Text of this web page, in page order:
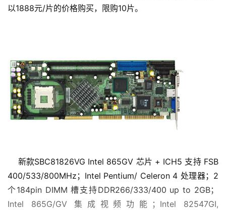
以1888元/片的价格购买，限购10片。
新款SBC81826VG Intel 865GV 芯片 + ICH5 支持 FSB
400/533/800MHz；Intel Pentium/ Celeron 4 处理器；2
个184pin DIMM 槽支持DDR266/333/400 up to 2GB；
Intel 865G/GV 集成视频功能；Intel 82547GI,